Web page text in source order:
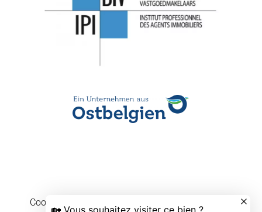
Cookie-Einstellungen ändern